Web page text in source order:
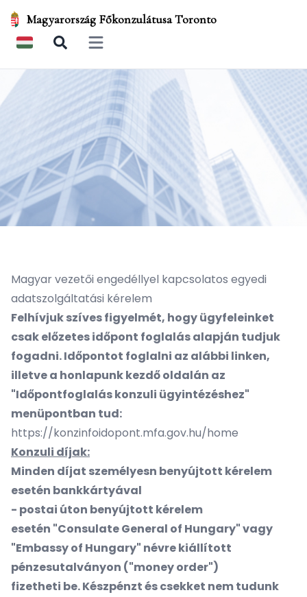
Magyarország Főkonzulátusa Toronto
Open main menu
Magyar vezetői engedéllyel kapcsolatos egyedi
adatszolgáltatási kérelem
Felhívjuk szíves figyelmét, hogy ügyfeleinket
csak előzetes időpont foglalás alapján tudjuk
fogadni. Időpontot foglalni az alábbi linken,
illetve a honlapunk kezdő oldalán az
"Időpontfoglalás konzuli ügyintézéshez"
menüpontban tud:
https://konzinfoidopont.mfa.gov.hu/home
Konzuli díjak:
Minden díjat személyesn benyújtott kérelem
esetén bankkártyával
- postai úton benyújtott kérelem
esetén "Consulate General of Hungary" vagy
"Embassy of Hungary" névre kiállított
pénzesutalványon ("money order")
fizetheti be. Készpénzt és csekket nem tudunk